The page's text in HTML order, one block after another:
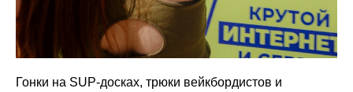
Гонки на SUP-досках, трюки вейкбордистов и